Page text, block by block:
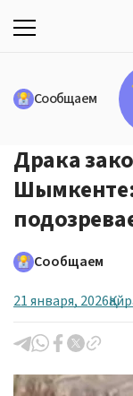
Сообщаем
Драка
Сообщаем
21 января, 2026